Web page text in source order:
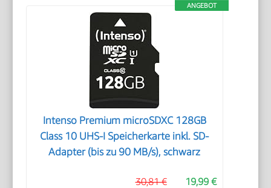
ANGEBOT
Intenso Premium microSDXC 128GB
Class 10 UHS-I Speicherkarte inkl. SD-
Adapter (bis zu 90 MB/s), schwarz
19,99 €
30,81 €